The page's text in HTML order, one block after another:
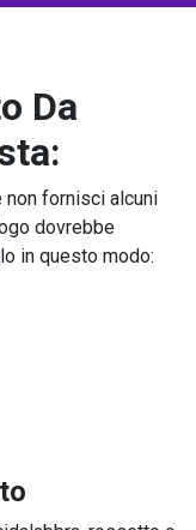
Da
fornisci alcuni
dovrebbe
in questo modo: